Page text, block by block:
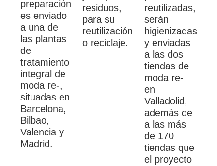
preparación
es enviado
a una de
las plantas
de
tratamiento
integral de
moda re-,
situadas en
Barcelona,
Bilbao,
Valencia y
Madrid.
residuos,
para su
reutilización
o reciclaje.
reutilizadas,
serán
higienizadas
y enviadas
a las dos
tiendas de
moda re-
en
Valladolid,
además de
a las más
de 170
tiendas que
el proyecto